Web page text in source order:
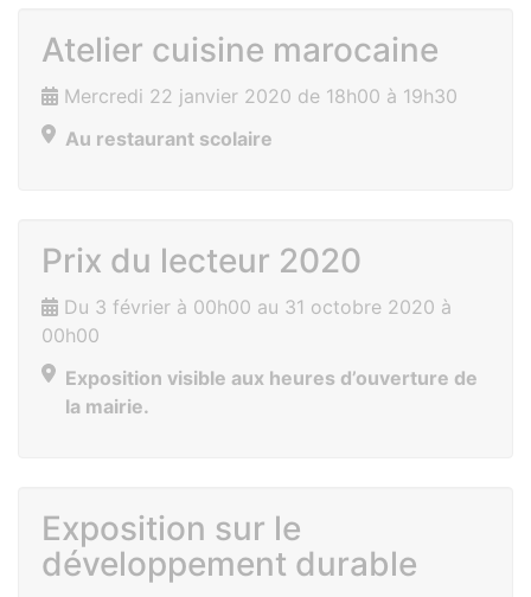
Atelier cuisine marocaine
Mercredi 22 janvier 2020 de 18h00 à 19h30
Au restaurant scolaire
Prix du lecteur 2020
Du 3 février à 00h00 au 31 octobre 2020 à
00h00
Exposition visible aux heures d’ouverture de
la mairie.
Exposition sur le
développement durable